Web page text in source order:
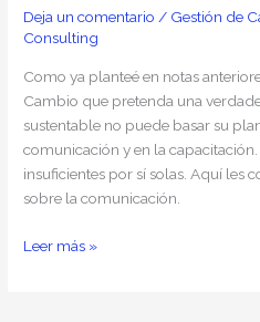
Deja un comentario / Gestión de
Consulting
Como ya planteé en notas
Cambio que pretenda una
sustentable no puede basar su
comunicación y en la capacitación.
insuficientes por sí solas. Aquí les
sobre la comunicación.
autorreflexiva
Leer más »